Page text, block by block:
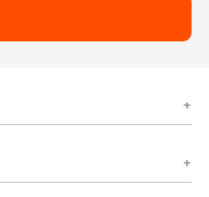
+
+